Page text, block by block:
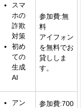
スマ
ホの
詐欺
対策
初め
ての
生成
AI
参加費:無
料
アイフォン
を無料でお
貸ししま
す。
アン
参加費:700